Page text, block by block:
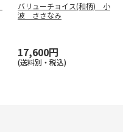
バリューチョイス(和柄) 小
波 ささなみ
17,600円
(送料別・税込)